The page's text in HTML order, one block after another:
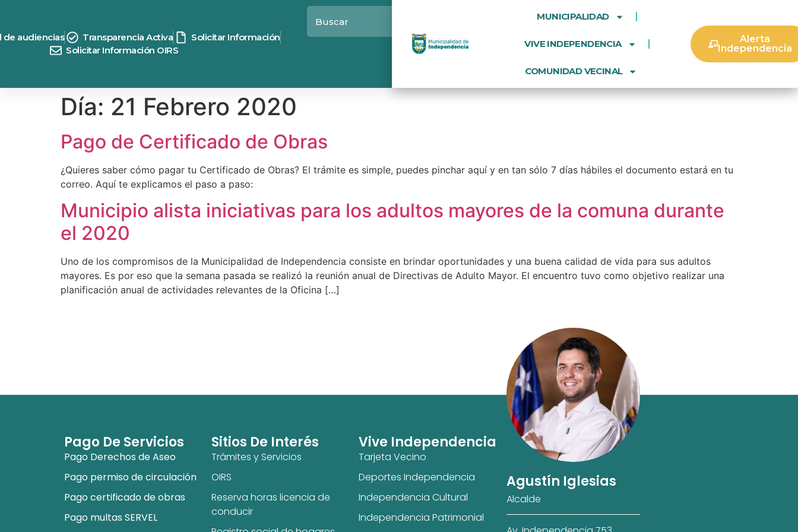
de audiencias Transparencia Activa
Solicitar Información
Solicitar Información OIRS
MUNICIPALIDAD
VIVE INDEPENDENCIA
COMUNIDAD VECINAL
Alerta
Independencia
Día: 21 Febrero 2020
Pago de Certificado de Obras
¿Quieres saber cómo pagar tu Certificado de Obras? El trámite es simple, puedes pinchar aquí y en tan sólo 7 días hábiles el documento estará en tu
correo. Aquí te explicamos el paso a paso:
Municipio alista iniciativas para los adultos mayores de la comuna durante
el 2020
Uno de los compromisos de la Municipalidad de Independencia consiste en brindar oportunidades y una buena calidad de vida para sus adultos
mayores. Es por eso que la semana pasada se realizó la reunión anual de Directivas de Adulto Mayor. El encuentro tuvo como objetivo realizar una
planificación anual de actividades relevantes de la Oficina […]
Pago De Servicios
Pago Derechos de Aseo
Pago permiso de circulación
Pago certificado de obras
Pago multas SERVEL
Sitios De Interés
Trámites y Servicios
OIRS
Reserva horas licencia de
conducir
Vive Independencia
Tarjeta Vecino
Deportes Independencia
Independencia Cultural
Independencia Patrimonial
Agustín Iglesias
Alcalde